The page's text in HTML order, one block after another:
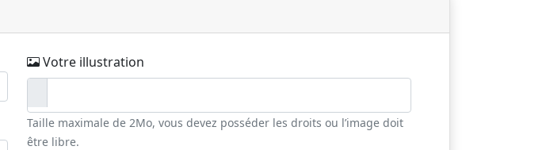
Votre illustration
Taille maximale de 2Mo, vous devez posséder les droits ou l’image doit
être libre.